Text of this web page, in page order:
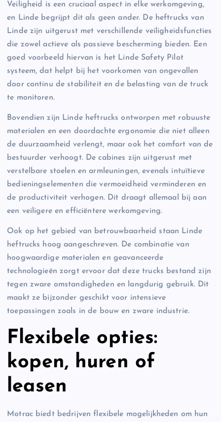
Veiligheid is een cruciaal aspect in elke werkomgeving,
en Linde begrijpt dit als geen ander. De heftrucks van
Linde zijn uitgerust met verschillende veiligheidsfuncties
die zowel actieve als passieve bescherming bieden. Een
goed voorbeeld hiervan is het Linde Safety Pilot
systeem, dat helpt bij het voorkomen van ongevallen
door continu de stabiliteit en de belasting van de truck
te monitoren.
Bovendien zijn Linde heftrucks ontworpen met robuuste
materialen en een doordachte ergonomie die niet alleen
de duurzaamheid verlengt, maar ook het comfort van de
bestuurder verhoogt. De cabines zijn uitgerust met
verstelbare stoelen en armleuningen, evenals intuïtieve
bedieningselementen die vermoeidheid verminderen en
de productiviteit verhogen. Dit draagt allemaal bij aan
een veiligere en efficiëntere werkomgeving.
Ook op het gebied van betrouwbaarheid staan Linde
heftrucks hoog aangeschreven. De combinatie van
hoogwaardige materialen en geavanceerde
technologieën zorgt ervoor dat deze trucks bestand zijn
tegen zware omstandigheden en langdurig gebruik. Dit
maakt ze bijzonder geschikt voor intensieve
toepassingen zoals in de bouw en zware industrie.
Flexibele opties:
kopen, huren of
leasen
Motrac biedt bedrijven flexibele mogelijkheden om hun